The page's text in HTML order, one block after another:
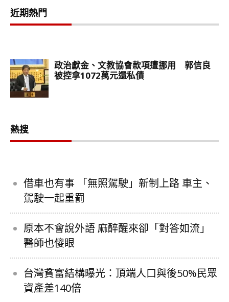
近期熱門
熱搜
借車也有事 「無照駕駛」新制上路 車主、
駕駛一起重罰
原本不會說外語 麻醉醒來卻「對答如流」
醫師也傻眼
台灣貧富結構曝光：頂端人口與後50%民眾
資產差140倍